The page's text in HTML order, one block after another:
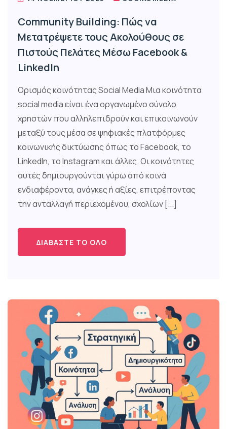
Community Building: Πώς να
Μετατρέψετε τους Ακολούθους σε
Πιστούς Πελάτες Μέσω Facebook &
LinkedIn
Ορισμός κοινότητας Social Media Μια κοινότητα
social media είναι ένα οργανωμένο σύνολο
χρηστών που αλληλεπιδρούν και επικοινωνούν
μεταξύ τους μέσα σε ψηφιακές πλατφόρμες
κοινωνικής δικτύωσης όπως το Facebook, το
LinkedIn, το Instagram και άλλες. Οι κοινότητες
αυτές δημιουργούνται γύρω από κοινά
ενδιαφέροντα, ανάγκες ή αξίες, επιτρέποντας
την ανταλλαγή περιεχομένου, σχολίων [...]
ΔΙΑΒΆΣΤΕ ΤΟ ΌΛΟ